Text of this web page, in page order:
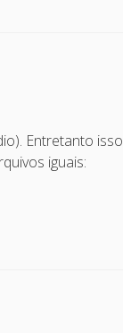
Entretanto isso
iguais: